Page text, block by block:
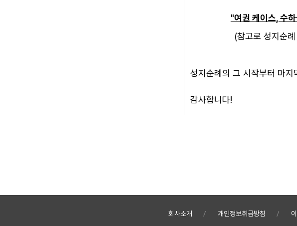
"여권 케이스, 수
(참고로 성지순
성지순례의 그 시작부터 마
감사합니다!
회사소개 개인정보취급방침